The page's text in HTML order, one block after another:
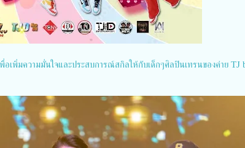
อเพิ่มความมั่นใจและประสบการณ์สกิลให้กับเด็กๆศิลปินเทรนของค่าย TJ